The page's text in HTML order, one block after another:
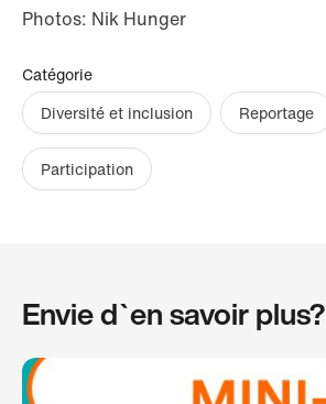
Photos: Nik Hunger
Catégorie
Diversité et inclusion
Reportage
Participation
Envie d`en savoir plus?